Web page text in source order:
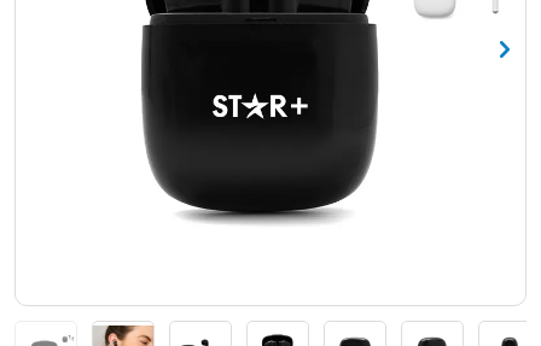
Logo 24hs